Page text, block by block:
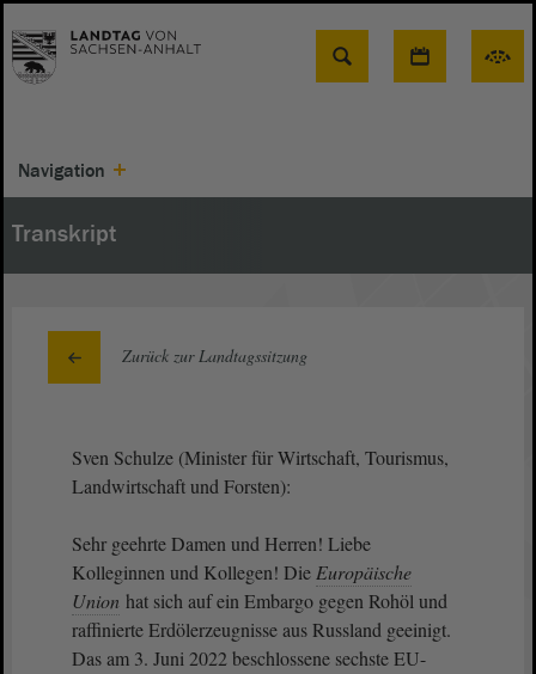
Suche
Navigation
Transkript
Zurück zur Landtagssitzung
Sven Schulze (Minister für Wirtschaft, Tourismus,
Landwirtschaft und Forsten):
Sehr geehrte Damen und Herren! Liebe
Kolleginnen und Kollegen! Die Europäische
Union hat sich auf ein Embargo gegen Rohöl und
raffinierte Erdölerzeugnisse aus Russland geeinigt.
Das am 3. Juni 2022 beschlossene sechste EU-